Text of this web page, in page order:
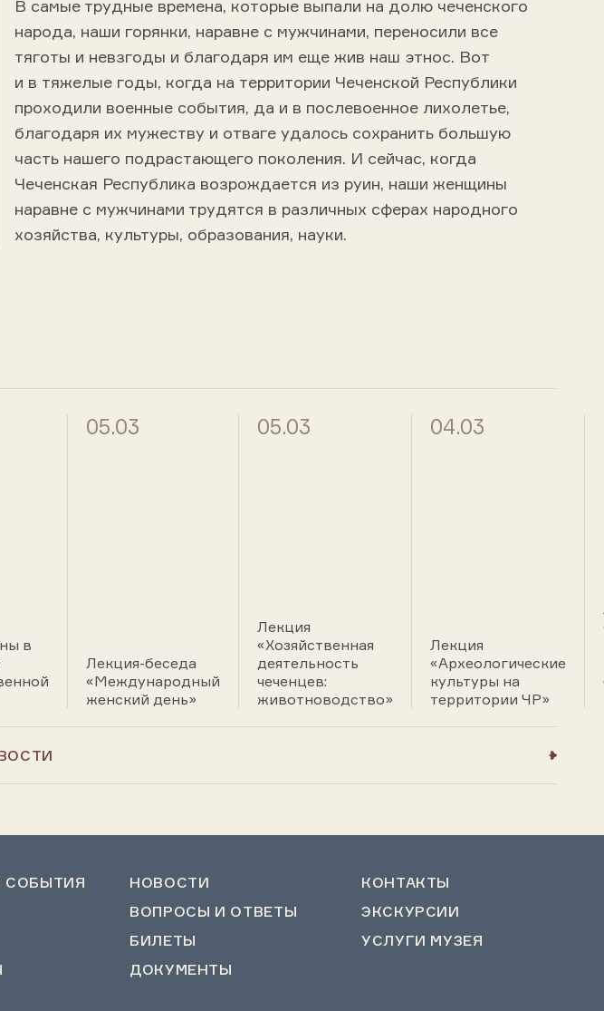
В самые трудные времена, которые выпали на долю чеченского
народа, наши горянки, наравне с мужчинами, переносили все
тяготы и невзгоды и благодаря им еще жив наш этнос. Вот
и в тяжелые годы, когда на территории Чеченской Республики
проходили военные события, да и в послевоенное лихолетье,
благодаря их мужеству и отваге удалось сохранить большую
часть нашего подрастающего поколения. И сейчас, когда
Чеченская Республика возрождается из руин, наши женщины
наравне с мужчинами трудятся в различных сферах народного
хозяйства, культуры, образования, науки.
в
05.03
Лекция-беседа
«Международный
женский день»
05.03
Лекция
«Хозяйственная
деятельность
чеченцев:
животноводство»
04.03
Лекция
«Археологические
культуры на
территории ЧР»
СОБЫТИЯ НОВОСТИ
КОНТАКТЫ
ВОПРОСЫ И ОТВЕТЫ
ЭКСКУРСИИ
БИЛЕТЫ
УСЛУГИ МУЗЕЯ
ДОКУМЕНТЫ